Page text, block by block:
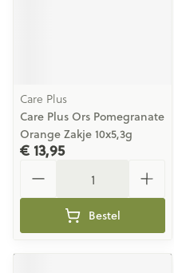
Care Plus
Care Plus Ors Pomegranate
Orange Zakje 10x5,3g
€ 13,95
Bestel